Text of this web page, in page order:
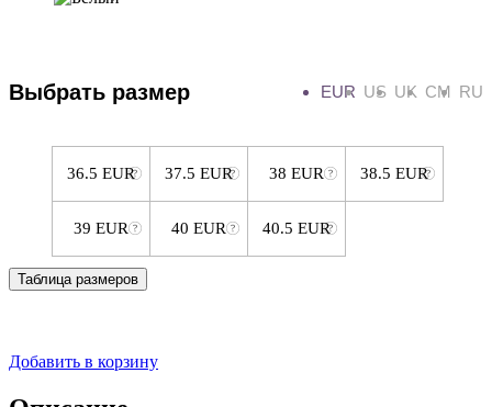
Выбрать размер EUR US UK CM RU
36.5 EUR 37.5 EUR 38 EUR 38.5 EUR
39 EUR 40 EUR 40.5 EUR
Таблица размеров
Добавить в корзину